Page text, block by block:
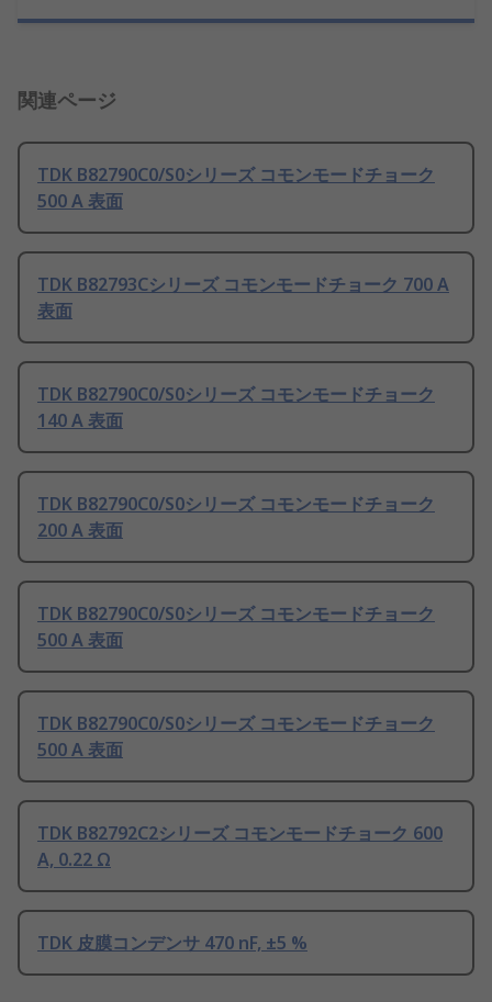
関連ページ
TDK B82790C0/S0シリーズ コモンモードチョーク
500 A 表面
TDK B82793Cシリーズ コモンモードチョーク 700 A
表面
TDK B82790C0/S0シリーズ コモンモードチョーク
140 A 表面
TDK B82790C0/S0シリーズ コモンモードチョーク
200 A 表面
TDK B82790C0/S0シリーズ コモンモードチョーク
500 A 表面
TDK B82790C0/S0シリーズ コモンモードチョーク
500 A 表面
TDK B82792C2シリーズ コモンモードチョーク 600
A, 0.22 Ω
TDK 皮膜コンデンサ 470 nF, ±5 %